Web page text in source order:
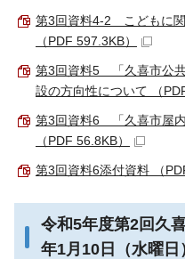
第3回資料4-2 こどもに
（PDF 597.3KB）
第3回資料5 「久喜市公
設の方向性について （
第3回資料6 「久喜市屋
（PDF 56.8KB）
第3回資料6添付資料 （
令和5年度第2回久
年1月10日（水曜日